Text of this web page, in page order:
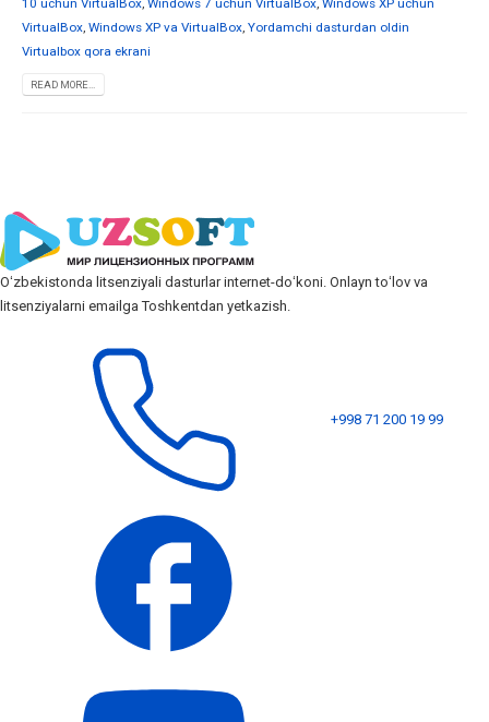
10 uchun VirtualBox, Windows 7 uchun VirtualBox, Windows XP uchun
VirtualBox, Windows XP va VirtualBox, Yordamchi dasturdan oldin
Virtualbox qora ekrani
READ MORE...
Oʻzbekistonda litsenziyali dasturlar internet-doʻkoni. Onlayn toʻlov va
litsenziyalarni emailga Toshkentdan yetkazish.
+998 71 200 19 99